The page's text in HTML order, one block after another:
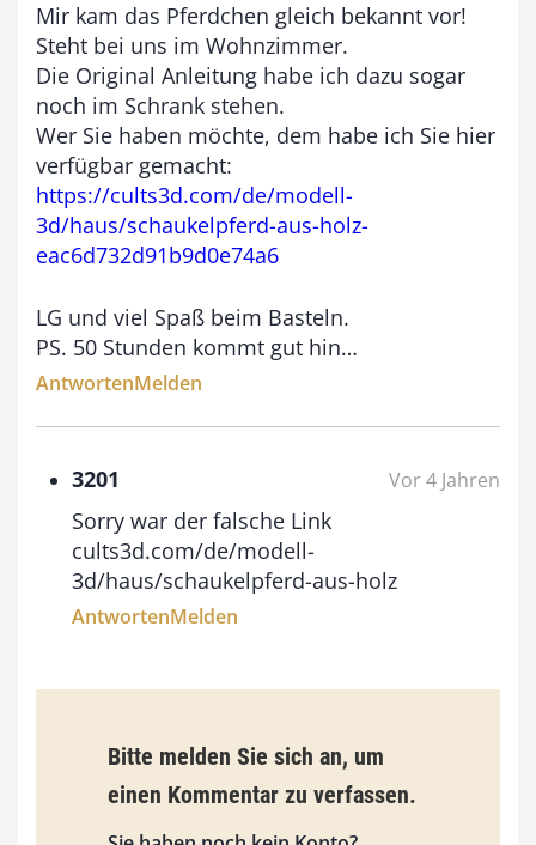
Mir kam das Pferdchen gleich bekannt vor!
Steht bei uns im Wohnzimmer.
Die Original Anleitung habe ich dazu sogar
noch im Schrank stehen.
Wer Sie haben möchte, dem habe ich Sie hier
verfügbar gemacht:
https://cults3d.com/de/modell-
3d/haus/schaukelpferd-aus-holz-
eac6d732d91b9d0e74a6
LG und viel Spaß beim Basteln.
PS. 50 Stunden kommt gut hin…
AntwortenMelden
3201 Vor 4 Jahren
Sorry war der falsche Link
cults3d.com/de/modell-
3d/haus/schaukelpferd-aus-holz
AntwortenMelden
Bitte melden Sie sich an, um
einen Kommentar zu verfassen.